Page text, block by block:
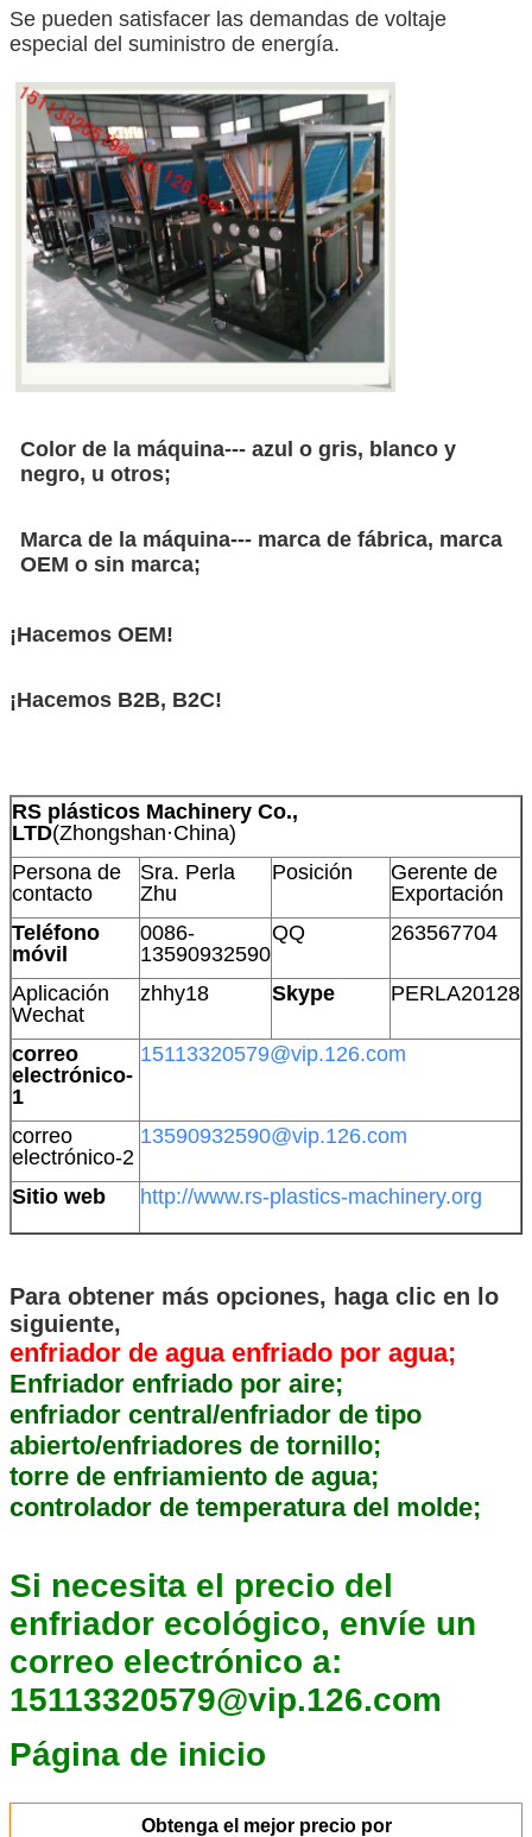
Se pueden satisfacer las demandas de voltaje
especial del suministro de energía.
Color de la máquina--- azul o gris, blanco y
negro, u otros;
Marca de la máquina--- marca de fábrica, marca
OEM o sin marca;
¡Hacemos OEM!
¡Hacemos B2B, B2C!
RS plásticos Machinery Co.,
LTD(Zhongshan·China)
Persona de
contacto
Sra. Perla
Zhu
Posición
Gerente de
Exportación
Teléfono
móvil
0086-
13590932590
QQ 263567704
Aplicación
Wechat
zhhy18 Skype PERLA20128
correo
electrónico-
1
15113320579@vip.126.com
correo
electrónico-2
13590932590@vip.126.com
Sitio web http://www.rs-plastics-machinery.org
Para obtener más opciones, haga clic en lo
siguiente,
enfriador de agua enfriado por agua;
Enfriador enfriado por aire;
enfriador central/enfriador de tipo
abierto/enfriadores de tornillo;
torre de enfriamiento de agua;
controlador de temperatura del molde;
Si necesita el precio del
enfriador ecológico, envíe un
correo electrónico a:
15113320579@vip.126.com
Página de inicio
Obtenga el mejor precio por